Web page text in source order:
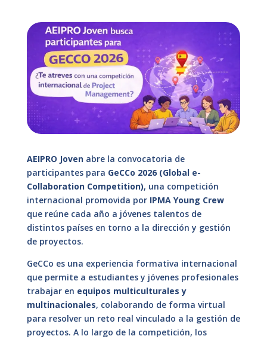
AEIPRO Jovenabre la convocatoria de
participantes para GeCCo 2026(Global e-
Collaboration Competition), una competición
internacional promovida por IPMA Young Crew
que reúne cada año a jóvenes talentos de
distintos países en torno a la dirección y gestión
de proyectos.
GeCCo es una experiencia formativa internacional
que permite a estudiantes y jóvenes profesionales
trabajar en equipos multiculturales y
multinacionales, colaborando de forma virtual
para resolver un reto real vinculado a la gestión de
proyectos. A lo largo de la competición, los